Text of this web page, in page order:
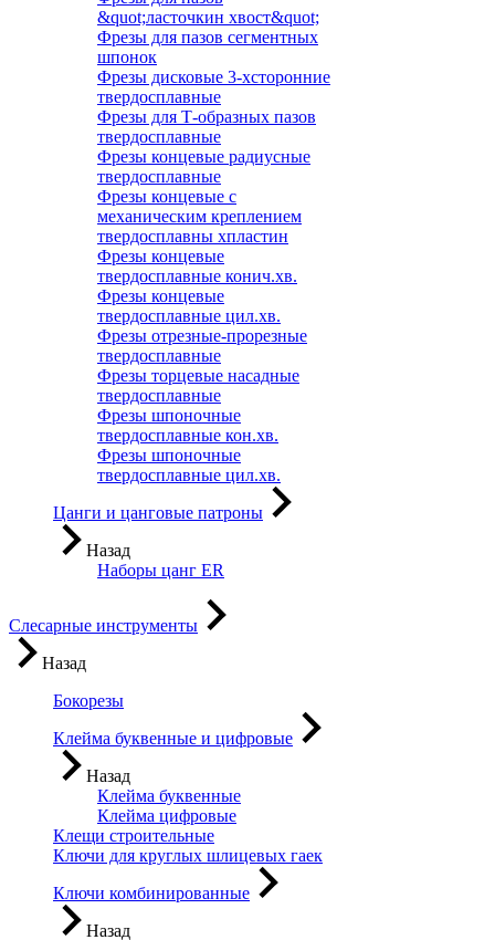
&quot;ласточкин хвост&quot;
Фрезы для пазов сегментных
шпонок
Фрезы дисковые 3-хсторонние
твердосплавные
Фрезы для Т-образных пазов
твердосплавные
Фрезы концевые радиусные
твердосплавные
Фрезы концевые с
механическим креплением
твердосплавны хпластин
Фрезы концевые
твердосплавные конич.хв.
Фрезы концевые
твердосплавные цил.хв.
Фрезы отрезные-прорезные
твердосплавные
Фрезы торцевые насадные
твердосплавные
Фрезы шпоночные
твердосплавные кон.хв.
Фрезы шпоночные
твердосплавные цил.хв.
Цанги и цанговые патроны
Назад
Наборы цанг ER
Слесарные инструменты
Назад
Бокорезы
Клейма буквенные и цифровые
Назад
Клейма буквенные
Клейма цифровые
Клещи строительные
Ключи для круглых шлицевых гаек
Ключи комбинированные
Назад